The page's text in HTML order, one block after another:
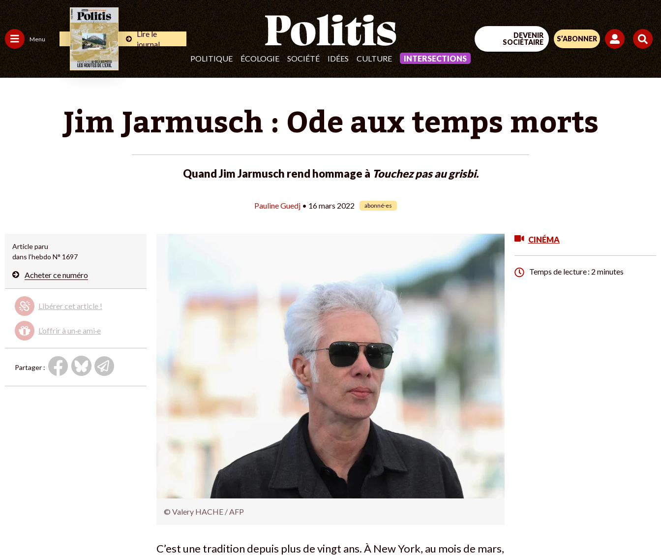
Menu
Lire le
journal
POLITIQUE
ÉCOLOGIE SOCIÉTÉ IDÉES CULTURE INTERSECTIONS
DEVENIR
SOCIÉTAIRE
S’ABONNER
Jim Jarmusch : Ode aux temps morts
Quand Jim Jarmusch rend hommage à Touchez pas au grisbi.
Pauline Guedj • 16 mars 2022 abonné·es
Article paru
dans l’hebdo N° 1697
Acheter ce numéro
Libérer cet article !
L’offrir à un·e ami·e
Partager :
© Valery HACHE / AFP
C’est une tradition depuis plus de vingt ans. À New York, au mois de mars,
CINÉMA
Temps de lecture : 2 minutes